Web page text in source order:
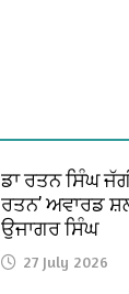
ਡਾ ਰਤਨ ਸਿੰਘ
ਰਤਨ’ ਅਵਾਰਡ
ਉਜਾਗਰ ਸਿੰਘ
27 July 2026